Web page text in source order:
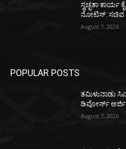
ಸ್ವಚ್ಛತಾ ಕಾರ್ಯ
ನೋಟಿಸ್: ಸಚಿವ
August 7, 2026
POPULAR POSTS
ತಮಿಳುನಾಡು
ಡಿವೋರ್ಸ್‌ ಅರ್ಜಿ
August 7, 2026